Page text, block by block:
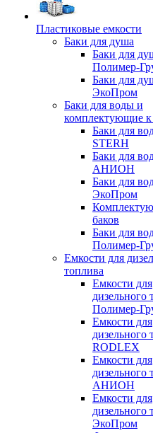
Пластиковые емкости
Баки для душа
Баки для
Полимер-
Баки для
ЭкоПром
Баки для воды и
комплектующие
Баки для
STERH
Баки для
АНИОН
Баки для
ЭкоПром
баков
Баки для
Полимер-
Емкости для
топлива
Емкости для
дизельного
Полимер-
Емкости для
дизельного
RODLEX
Емкости для
дизельного
АНИОН
Емкости для
дизельного
ЭкоПром